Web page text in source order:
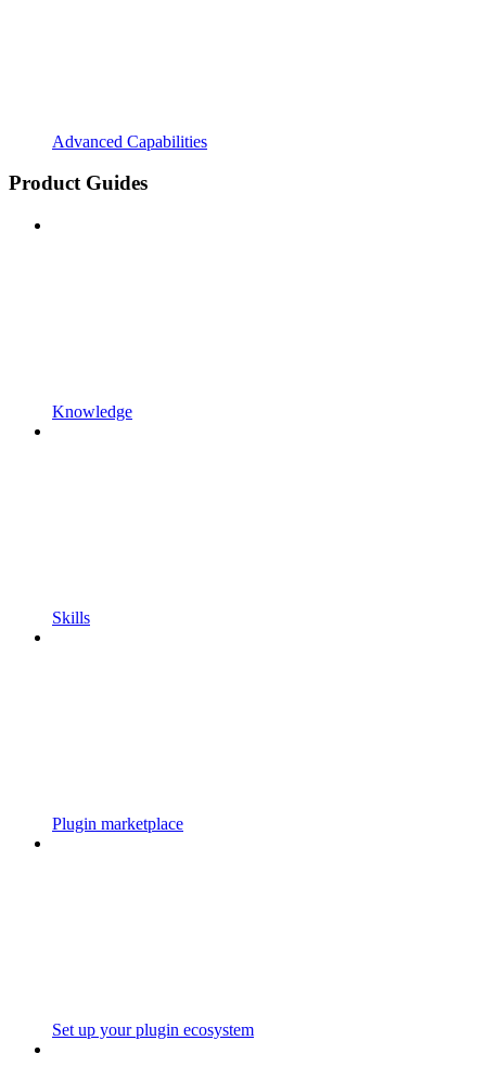
Advanced Capabilities
Product Guides
Knowledge
Skills
Plugin marketplace
Set up your plugin ecosystem